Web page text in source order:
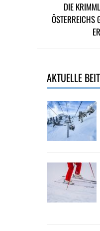
DIE
ÖSTERREICHS
AKTUELLE